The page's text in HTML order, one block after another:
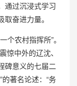
通过沉浸式学习
奋进力量。
个农村指挥所”。
惊中外的辽沈、
碑意义的七届二
著名论述：“务